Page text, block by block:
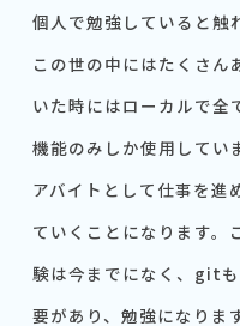
個人で勉強していると触
この世の中にはたくさん
いた時にはローカルで
機能のみしか使用してい
アバイトとして仕事を進
ていくことになります。
験は今までになく、git
要があり、勉強になりま